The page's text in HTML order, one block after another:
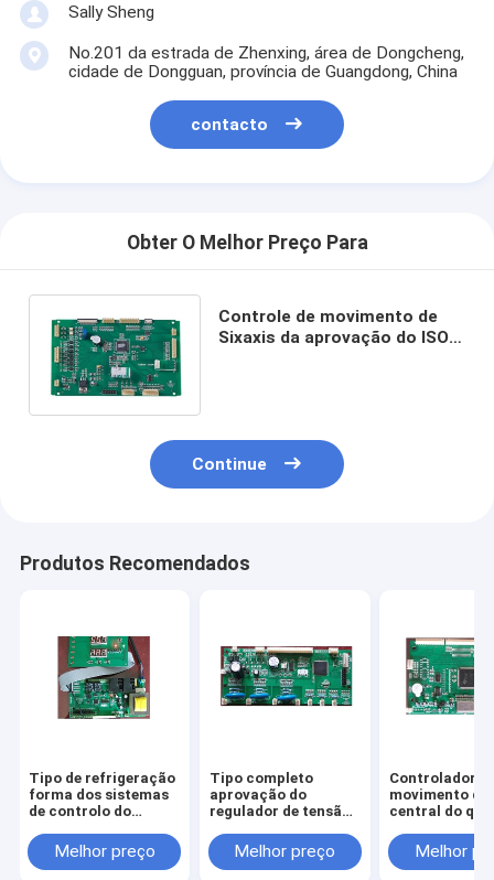
Sally Sheng
No.201 da estrada de Zhenxing, área de Dongcheng,
cidade de Dongguan, província de Guangdong, China
contacto
Obter O Melhor Preço Para
Controle de movimento de
Sixaxis da aprovação do ISO,
Continue
Produtos Recomendados
Tipo de refrigeração
forma dos sistemas
de controlo do
durabilidade água
alta do quadrado
Melhor preço
Tipo completo
aprovação do
regulador de tensão
controlo do
movimento de
Melhor preço
Controlador
movimento da
central do
motor
linha central
Melhor